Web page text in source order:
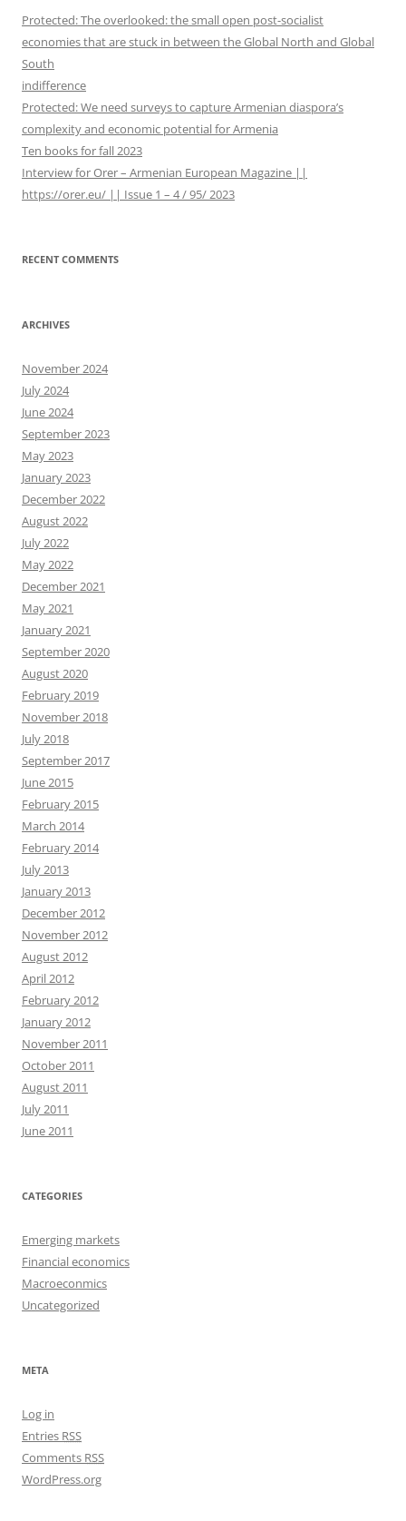
h
o
r
:
Protected: The overlooked: the small open post-socialist
economies that are stuck in between the Global North and Global
South
indifference
Protected: We need surveys to capture Armenian diaspora’s
complexity and economic potential for Armenia
Ten books for fall 2023
Interview for Orer – Armenian European Magazine ||
https://orer.eu/ || Issue 1 – 4 / 95/ 2023
RECENT COMMENTS
ARCHIVES
November 2024
July 2024
June 2024
September 2023
May 2023
January 2023
December 2022
August 2022
July 2022
May 2022
December 2021
May 2021
January 2021
September 2020
August 2020
February 2019
November 2018
July 2018
September 2017
June 2015
February 2015
March 2014
February 2014
July 2013
January 2013
December 2012
November 2012
August 2012
April 2012
February 2012
January 2012
November 2011
October 2011
August 2011
July 2011
June 2011
CATEGORIES
Emerging markets
Financial economics
Macroeconmics
Uncategorized
META
Log in
Entries RSS
Comments RSS
WordPress.org